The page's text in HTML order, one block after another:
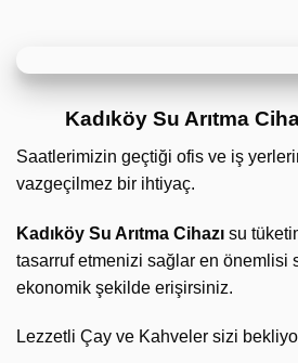
Kadıköy Su Arıtma
Saatlerimizin geçtiği ofis ve iş
vazgeçilmez bir ihtiyaç.
Kadıköy Su Arıtma Cihazı su
tasarruf etmenizi sağlar en önemlisi
ekonomik şekilde erişirsiniz.
Lezzetli Çay ve Kahveler sizi